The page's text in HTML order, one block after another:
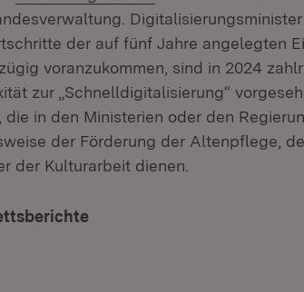
der auf fünf Jahre angelegten
voranzukommen, sind in 2024
zur „Schnelldigitalisierung“
die in den Ministerien oder den
der Förderung der Altenpflege,
der Kulturarbeit dienen.